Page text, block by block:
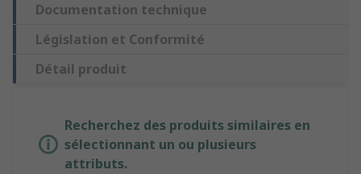
Documentation technique
Législation et Conformité
Détail produit
Recherchez des produits similaires en
sélectionnant un ou plusieurs
attributs.